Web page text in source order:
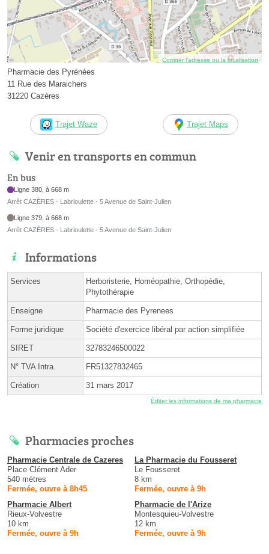
Corriger l’adresse ou la localisation
Pharmacie des Pyrénées
11 Rue des Maraichers
31220 Cazères
Trajet Waze Trajet Maps
Venir en transports en commun
En bus
Ligne 380, à 668 m
Arrêt CAZÈRES - Labrioulette - 5 Avenue de Saint-Julien
Ligne 379, à 668 m
Arrêt CAZÈRES - Labrioulette - 5 Avenue de Saint-Julien
Informations
Services
Herboristerie, Homéopathie, Orthopédie,
Phytothérapie
Enseigne Pharmacie des Pyrenees
Forme juridique Société d'exercice libéral par action simplifiée
SIRET 32783246500022
N° TVA Intra. FR51327832465
Création 31 mars 2017
Éditer les informations de ma pharmacie
Pharmacies proches
Pharmacie Centrale de Cazeres
Place Clément Ader
540 mètres
Fermée, ouvre à 8h45
La Pharmacie du Fousseret
Le Fousseret
8 km
Fermée, ouvre à 9h
Pharmacie Albert
Rieux-Volvestre
10 km
Fermée, ouvre à 9h
Pharmacie de l'Arize
Montesquieu-Volvestre
12 km
Fermée, ouvre à 9h